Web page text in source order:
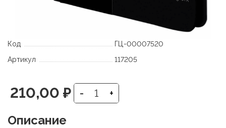
Код
ГЦ-00007520
Артикул
117205
210,00 ₽ - +
Описание